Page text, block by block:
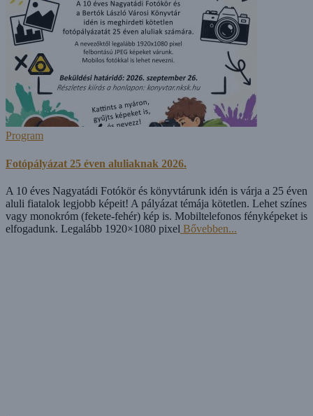
Program
Fotópályázat 25 éven aluliaknak 2026.
A 10 éves Nagyatádi Fotókör és könyvtárunk idén is várja a 25 éven
aluli fiatalok legjobb képeit! A pályázat témája kötetlen. Lehet színes
vagy monokróm (fekete-fehér) kép is. Mobiltelefonos fényképeket is
elfogadunk. Legalább 1920×1080 pixel Bővebben...